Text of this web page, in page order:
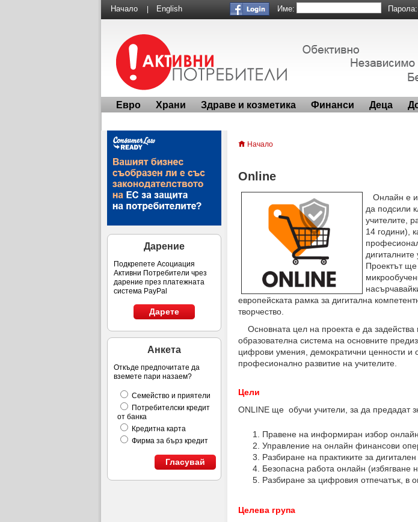
Начало English Име: Парола:
Евро Храни Здраве и козметика Финанси Деца
Дарение
Подкрепете Асоциация
Активни Потребители чрез
дарение през платежната
система PayPal
Дарете
Анкета
Откъде предпочитате да
вземете пари назаем?
Семейство и приятели
Потребителски кредит
от банка
Кредитна карта
Фирма за бърз кредит
Гласувай
Начало
Online
Онлайн е
да подсили
учителите,
14 години),
Проектът
европейската рамка за дигитална
творчество.
Основната цел на проекта е да
образователна система на основните
цифрови умения, демократични ценности и
професионално развитие на учителите.
Цели
ONLINE ще обучи учители, за да предадат
Правене на информиран избор
Управление на онлайн финансови
Разбиране на практиките за
Безопасна работа онлайн (избягване
Разбиране за цифровия отпечатък, в
Целева група